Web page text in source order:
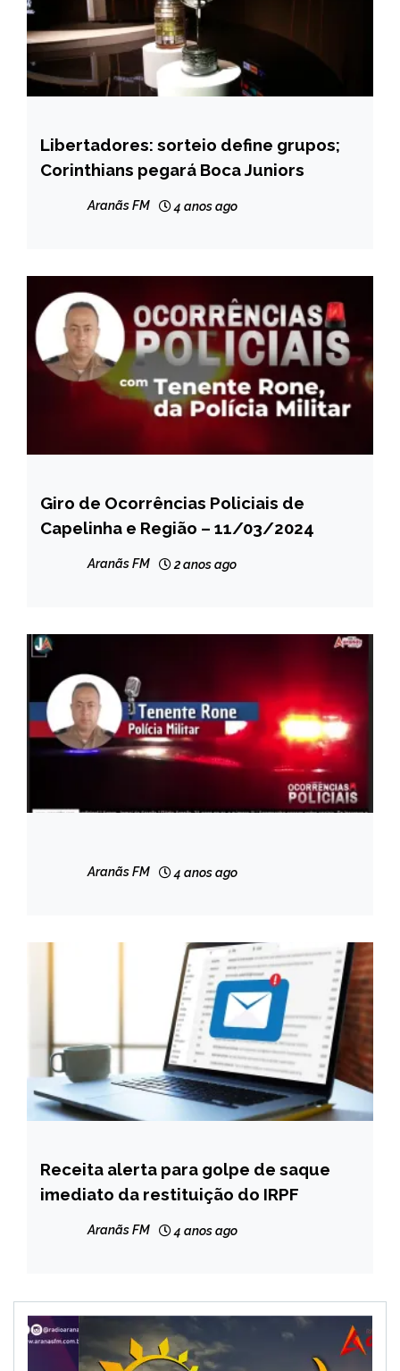
ESPORTES
NOTÍCIAS
Libertadores: sorteio define grupos;
Corinthians pegará Boca Juniors
Aranãs FM 4 anos ago
CAPELINHA
MINAS
Giro de Ocorrências Policiais de
Capelinha e Região – 11/03/2024
Aranãs FM 2 anos ago
Aranãs FM 4 anos ago
BRASIL
NOTÍCIAS
Receita alerta para golpe de saque
imediato da restituição do IRPF
Aranãs FM 4 anos ago